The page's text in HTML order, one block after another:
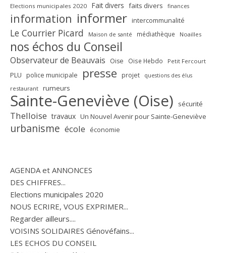
Elections municipales 2020 Fait divers faits divers finances
information informer intercommunalité
Le Courrier Picard Maison de santé médiathèque Noailles
nos échos du Conseil
Observateur de Beauvais Oise Oise Hebdo Petit Fercourt
PLU police municipale presse projet questions des élus
restaurant rumeurs
Sainte-Geneviève (Oise) sécurité
Thelloise travaux Un Nouvel Avenir pour Sainte-Geneviève
urbanisme école économie
AGENDA et ANNONCES
DES CHIFFRES...
Elections municipales 2020
NOUS ECRIRE, VOUS EXPRIMER...
Regarder ailleurs....
VOISINS SOLIDAIRES Génovéfains...
LES ECHOS DU CONSEIL